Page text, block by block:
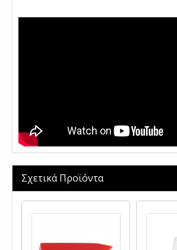
Σχετικά Προϊόντα